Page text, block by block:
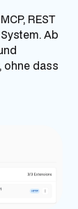
REST
Ab
ohne dass